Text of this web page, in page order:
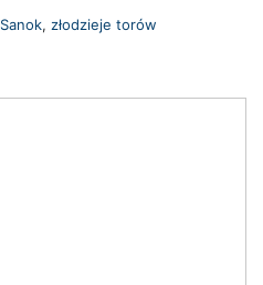
Sanok, złodzieje torów